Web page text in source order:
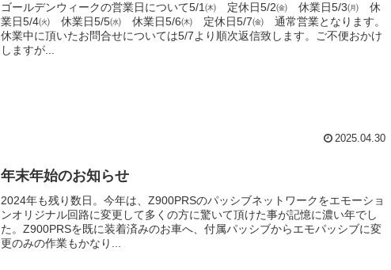
ゴールデンウィークの営業日について5/1㈭ 定休日5/2㈮ 休業日5/3㈪ 休
業日5/4㈫ 休業日5/5㈬ 休業日5/6㈭ 定休日5/7㈮ 通常営業となります。
休業中に頂いたお問合せについては5/7より順次返信致します。ご不便おかけ
しますが...
2025.04.30
年末年始のお知らせ
2024年も残り数日。今年は、Z900PRSのパッシブネットワークをエモーショ
ンオリジナル回路に変更して多くの方に驚いて頂けた事が記憶に濃い年でし
た。Z900PRSを既に装着済みのお車へ、付属パッシブからエモパッシブに変
更のみの作業もかなり...